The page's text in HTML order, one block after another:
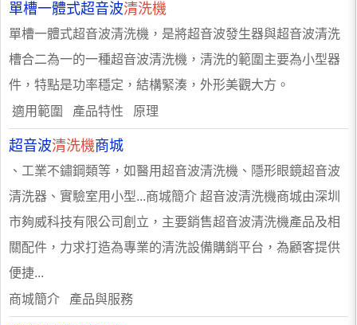
單槽一體式超音波清洗機
單槽一體式超音波清洗機，是將超音波發生器與超音波清洗
槽合二為一的一種超音波清洗機，清洗的範圍主要為小型器
件，特點是功率穩定，結構緊湊，外形美觀大方。
適用範圍 產品特性 原理
超音波清洗機商城
、工業不鏽鋼類等，如醫用超音波清洗機、隱形眼鏡超音波
清洗器、實驗室用小型...商城簡介 超音波清洗機商城由深圳
市夠威科技有限公司創立，主要銷售超音波清洗機產品及相
關配件，力求打造為專業的清洗設備購銷平台，為顧客提供
便捷...
商城簡介 產品與服務